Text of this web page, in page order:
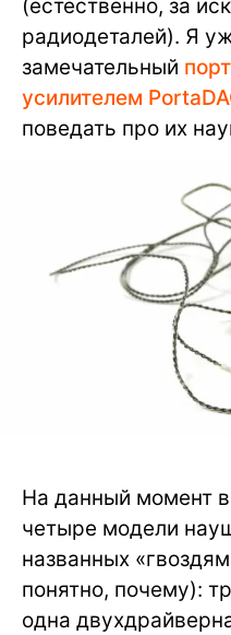
(естественно, за
радиодеталей). Я
замечательный
усилителем
поведать про их
На данный момент
четыре модели
названных
понятно, почему):
одна